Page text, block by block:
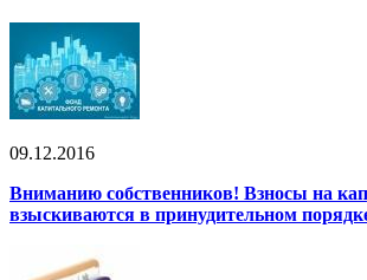
09.12.2016
Вниманию собственников! Взносы на
взыскиваются в принудительном